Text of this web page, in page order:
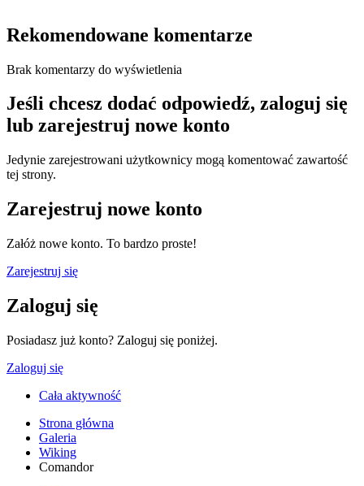
Rekomendowane komentarze
Brak komentarzy do wyświetlenia
Jeśli chcesz dodać odpowiedź, zaloguj się
lub zarejestruj nowe konto
Jedynie zarejestrowani użytkownicy mogą komentować zawartość
tej strony.
Zarejestruj nowe konto
Załóż nowe konto. To bardzo proste!
Zarejestruj się
Zaloguj się
Posiadasz już konto? Zaloguj się poniżej.
Zaloguj się
Cała aktywność
Strona główna
Galeria
Wiking
Comandor